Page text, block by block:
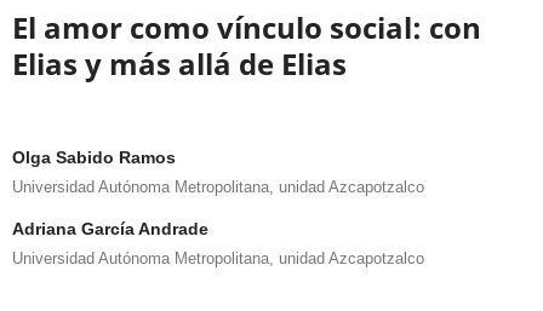
El amor como vínculo social: con
Elias y más allá de Elias
Olga Sabido Ramos
Universidad Autónoma Metropolitana, unidad Azcapotzalco
Adriana García Andrade
Universidad Autónoma Metropolitana, unidad Azcapotzalco